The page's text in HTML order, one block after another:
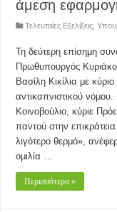
άμεση
Τελευταίες Εξελίξεις ,
Τη δεύτερη επίσημη
Πρωθυπουργός
Βασίλη Κικίλια με
αντικαπνιστικού
Κοινοβούλιο, κύριε
παντού στην
λιγότερο θερμό»,
ομιλία …
Περισσότερα »